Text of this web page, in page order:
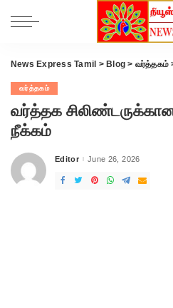
News Express Tamil > Blog > வர்த்தகம்
வர்த்தகம்
வர்த்தக
நீக்கம்
Posted
Editor June 26, 2026